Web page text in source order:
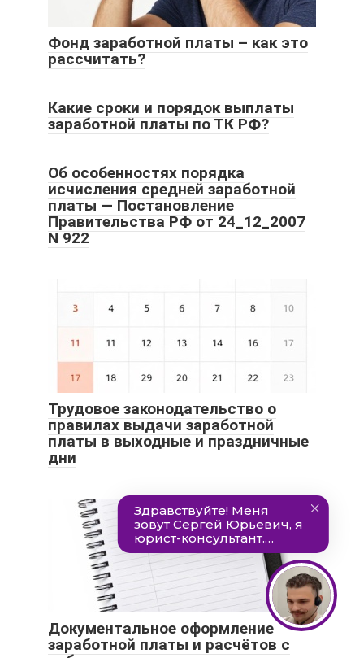
Фонд заработной платы – как это
рассчитать?
Какие сроки и порядок выплаты
заработной платы по ТК РФ?
Об особенностях порядка
исчисления средней заработной
платы — Постановление
Правительства РФ от 24_12_2007
N 922
Трудовое законодательство о
правилах выдачи заработной
платы в выходные и праздничные
дни
Документальное оформление
заработной платы и расчётов с